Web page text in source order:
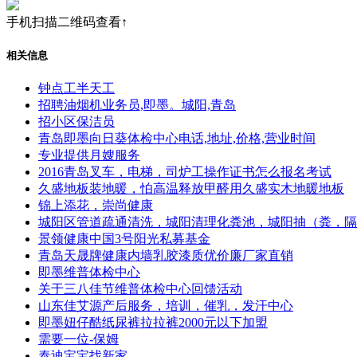
手机扫描二维码查看↑
相关信息
钟点工半天工
招聘油烟机业务员,即墨。城阳,青岛
招小区保洁员
青岛即墨向日葵体检中心电话,地址,价格,营业时间
专业提供月嫂服务
2016青岛叉车，电梯，司炉工操作证书怎么报名考试
久盛地板装地暖，怕高温释放甲醛用久盛实木地暖地板
锦上添花，崇尚健康
城阳区管道疏通清洗，城阳清理化粪池，城阳抽（粪，
景领健康中国3号阳光私募基金
青岛天晟牌健康内墙乳胶漆质优价廉厂家直销
即墨维普体检中心
关于三八佳节维普体检中心回馈活动
山东佳艾源产后服务，培训，催乳，发汗中心
即墨妞仔酷纸尿裤拉拉裤2000元以下加盟
需要一位-保姆